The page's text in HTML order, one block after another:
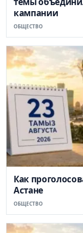
кампании
ОБЩЕСТВО
Как
Астане
ОБЩЕСТВО